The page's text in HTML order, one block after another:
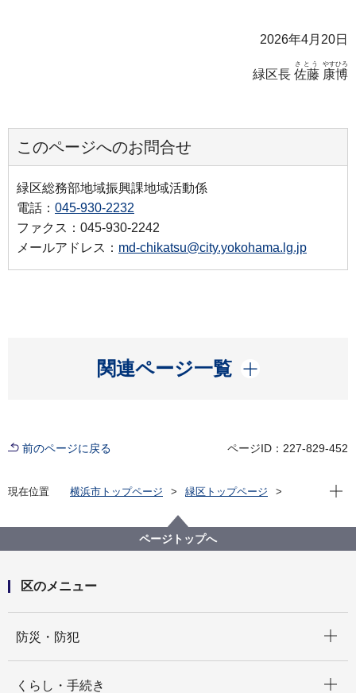
2026年4月20日
緑区長 佐藤
さとう
康博
やすひろ
このページへのお問合せ
緑区総務部地域振興課地域活動係
電話： 045-930-2232
ファクス：045-930-2242
メールアドレス： md-chikatsu@city.yokohama.lg.jp
関連ページ一覧
開く
前のページに戻る ページID：227-829-452
現在位置 横浜市トップページ
緑区トップページ
【第5回】交通安全に御貢献いただいた皆さまを表彰い
現在
ページトップへ
区のメニュー
防災・防犯
くらし・手続き